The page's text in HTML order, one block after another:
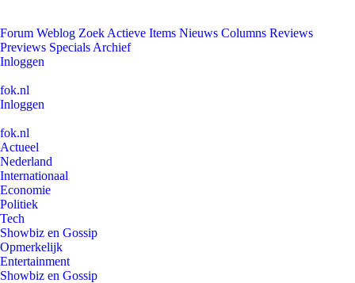
Forum Weblog Zoek Actieve Items Nieuws Columns Reviews
Previews Specials Archief
Inloggen
fok.nl
Inloggen
fok.nl
Actueel
Nederland
Internationaal
Economie
Politiek
Tech
Showbiz en Gossip
Opmerkelijk
Entertainment
Showbiz en Gossip